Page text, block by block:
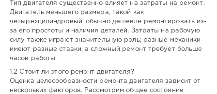
Тип двигателя существенно влияет на затраты на ремонт.
Двигатель меньшего размера, такой как
четырехцилиндровый, обычно дешевле ремонтировать из-
за его простоты и наличия деталей. Затраты на рабочую
силу также играют значительную роль; разные механики
имеют разные ставки, а сложный ремонт требует больше
часов работы.
1.2 Стоит ли этого ремонт двигателя?
Оценка целесообразности ремонта двигателя зависит от
нескольких факторов. Рассмотрим общее состояние